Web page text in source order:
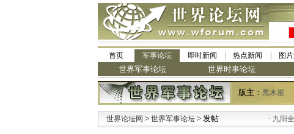
首页 军事论坛 即时新闻 热点新闻 图
世界军事论坛 世界时事论坛
版主： 黑木崖
世界论坛网 > 世界军事论坛 > 发帖 九阳全新